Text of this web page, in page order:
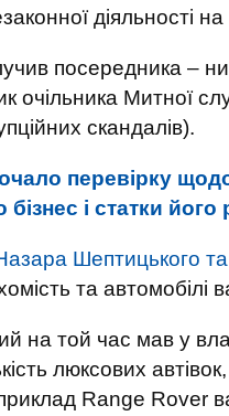
діяльності
посередника –
очільника Митної
скандалів).
перевірку
і статки його
Шептицького
та автомобілі
на той час мав у
люксових
Range Rover